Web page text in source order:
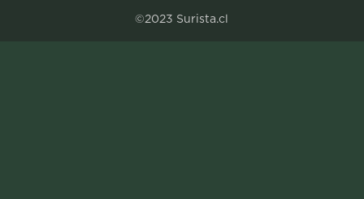
©2023 Surista.cl